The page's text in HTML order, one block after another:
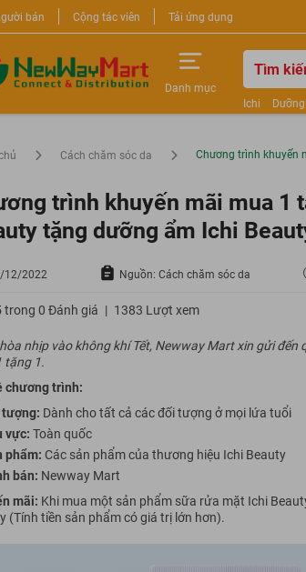
bán Cộng tác viên Tải ứng dụng
Danh mục
Ichi
Cách chăm sóc da Chương trình khuyến
trình khuyến mãi mua 1
tặng dưỡng ẩm Ichi
12/2022 Nguồn: Cách chăm sóc da
trong 0 Đánh giá | 1383 Lượt xem
nhịp vào không khí Tết, Newway Mart xin gửi
tặng 1.
chương trình:
Dành cho tất cả các đối tượng ở mọi lứa tuổi
vực: Toàn quốc
phẩm: Các sản phẩm của thương hiệu Ichi Beauty
bán: Newway Mart
mãi: Khi mua một sản phẩm sữa rửa mặt Ichi
(Tính tiền sản phẩm có giá trị lớn hơn).